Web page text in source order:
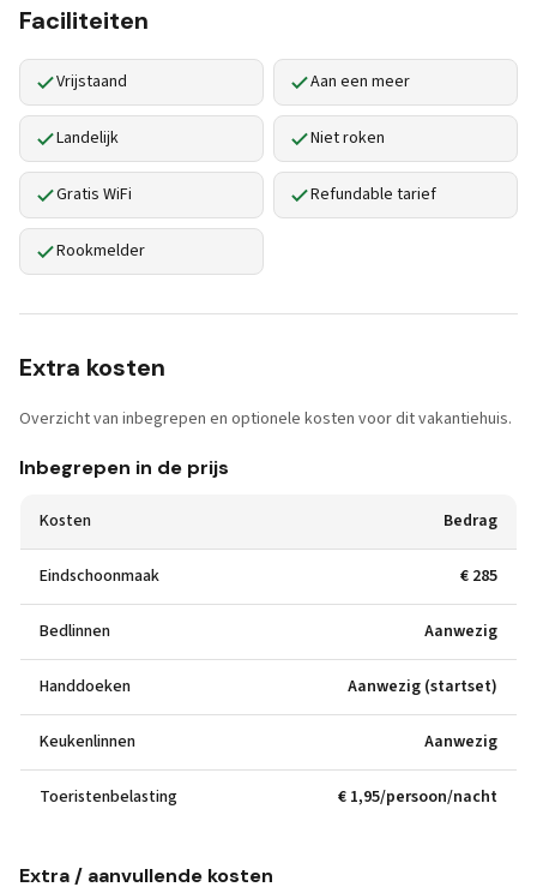
Faciliteiten
Vrijstaand Aan een meer
Landelijk Niet roken
Gratis WiFi Refundable tarief
Rookmelder
Extra kosten
Overzicht van inbegrepen en optionele kosten voor dit vakantiehuis.
Inbegrepen in de prijs
Kosten Bedrag
Eindschoonmaak € 285
Bedlinnen Aanwezig
Handdoeken Aanwezig (startset)
Keukenlinnen Aanwezig
Toeristenbelasting € 1,95/persoon/nacht
Extra / aanvullende kosten